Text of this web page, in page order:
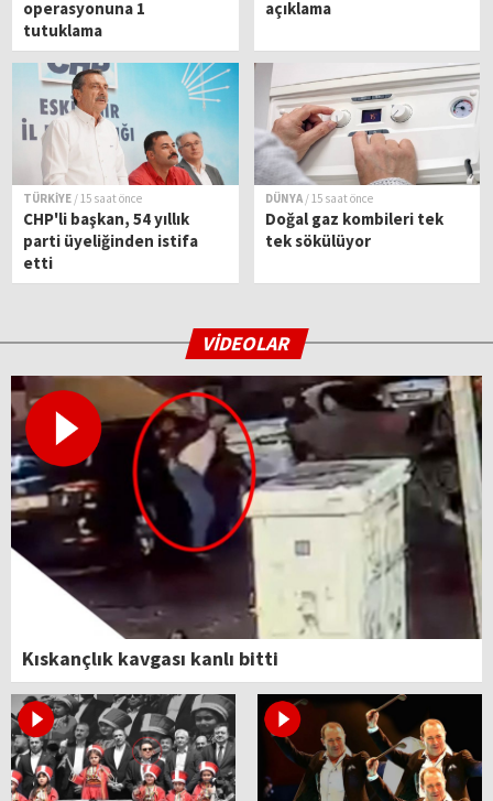
operasyonuna 1
tutuklama
açıklama
TÜRKİYE / 15 saat önce
CHP'li başkan, 54 yıllık
parti üyeliğinden istifa
etti
DÜNYA / 15 saat önce
Doğal gaz kombileri tek
tek sökülüyor
VİDEOLAR
Kıskançlık kavgası kanlı bitti